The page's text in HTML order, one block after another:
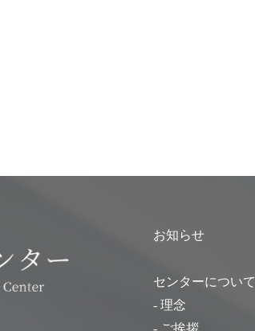
お知らせ
センターについて
- 理念
- ご挨拶